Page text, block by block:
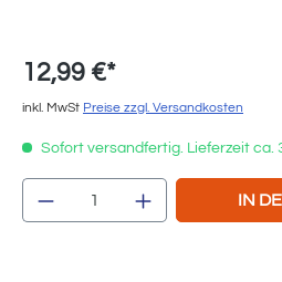
12,99 €*
inkl. MwSt Preise zzgl. Versandkosten
Sofort versandfertig. Lieferzeit ca.
Produkt Anzahl: GibIN